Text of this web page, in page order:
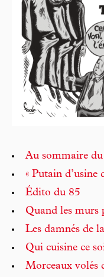
Au sommaire
« Putain d’usine
Édito du 85
Quand les murs
Les damnés de
Qui cuisine ce
Morceaux volés